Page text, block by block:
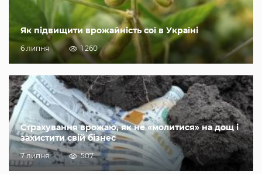
Як підвищити врожайність сої в Україні
6 липня 1 260
Страхування врожаю, як не «молитися» на дощ і
захистити свій бізнес
7 липня 507